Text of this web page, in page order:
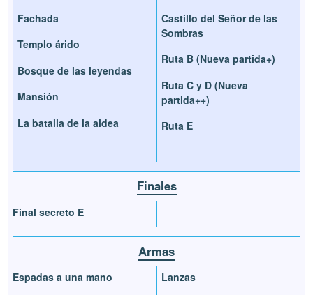
Fachada
Templo árido
Bosque de las leyendas
Mansión
La batalla de la aldea
Castillo del Señor de las
Sombras
Ruta B (Nueva partida+)
Ruta C y D (Nueva
partida++)
Ruta E
Finales
Final secreto E
Armas
Espadas a una mano
Lanzas